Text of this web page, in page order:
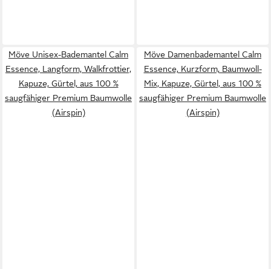
Möve Unisex-Bademantel Calm
Essence, Langform, Walkfrottier,
Kapuze, Gürtel, aus 100 %
saugfähiger Premium Baumwolle
(Airspin)
Möve Damenbademantel Calm
Essence, Kurzform, Baumwoll-
Mix, Kapuze, Gürtel, aus 100 %
saugfähiger Premium Baumwolle
(Airspin)